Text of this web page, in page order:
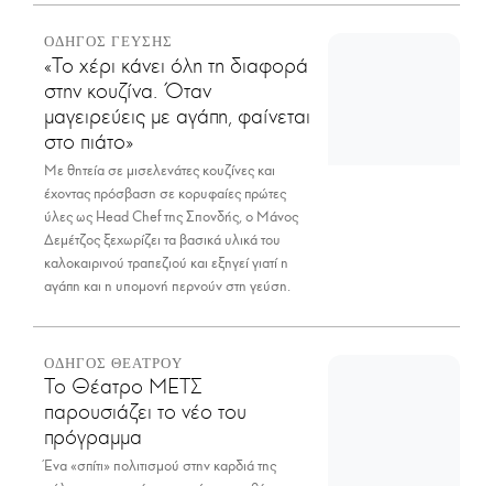
ΟΔΗΓΟΣ ΓΕΥΣΗΣ
«Το χέρι κάνει όλη τη διαφορά
στην κουζίνα. Όταν
μαγειρεύεις με αγάπη, φαίνεται
στο πιάτο»
Με θητεία σε μισελενάτες κουζίνες και
έχοντας πρόσβαση σε κορυφαίες πρώτες
ύλες ως Head Chef της Σπονδής, ο Μάνος
Δεμέτζος ξεχωρίζει τα βασικά υλικά του
καλοκαιρινού τραπεζιού και εξηγεί γιατί η
αγάπη και η υπομονή περνούν στη γεύση.
ΟΔΗΓΟΣ ΘΕΑΤΡΟΥ
Το Θέατρο ΜΕΤΣ
παρουσιάζει το νέο του
πρόγραμμα
Ένα «σπίτι» πολιτισμού στην καρδιά της